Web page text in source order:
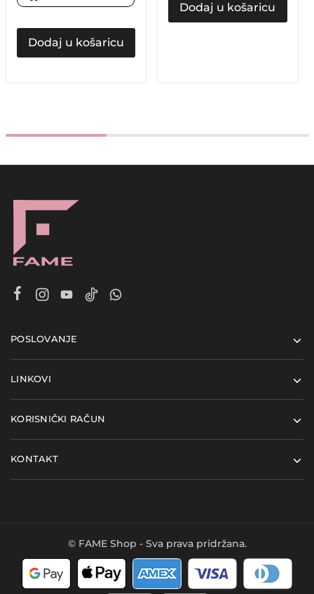
Dodaj u košaricu
Dodaj u košaricu
POSLOVANJE
LINKOVI
KORISNIČKI RAČUN
KONTAKT
© FAME Shop - Sva prava pridržana.